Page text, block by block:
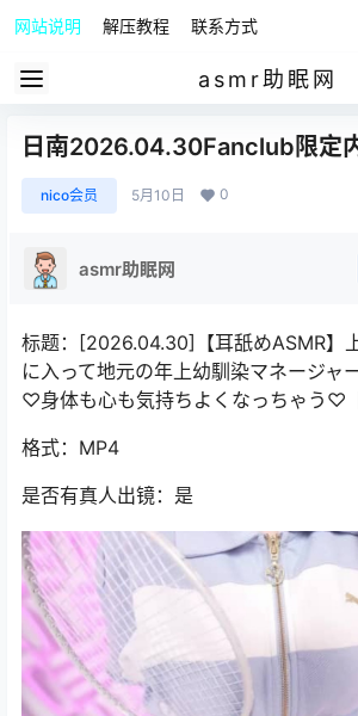
网站说明 解压教程 联系方式
asmr助眠网
日南2026.04.30Fanclub限定
nico会员 5月10日 0
asmr助眠网
标题：[2026.04.30]【耳舐めASMR】
に入って地元の年上幼馴染マネージャ
♡身体も心も気持ちよくなっちゃう♡
格式：MP4
是否有真人出镜：是